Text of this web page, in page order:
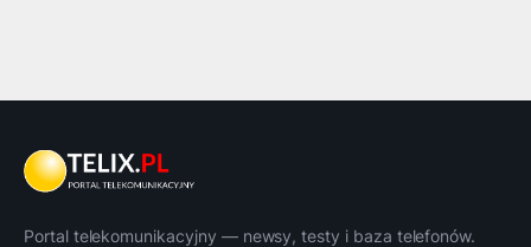
Portal telekomunikacyjny — newsy, testy i baza telefonów.